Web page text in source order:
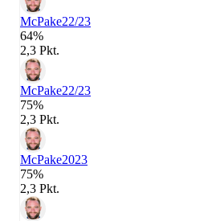
McPake22/23
64%
2,3 Pkt.
McPake22/23
75%
2,3 Pkt.
McPake2023
75%
2,3 Pkt.